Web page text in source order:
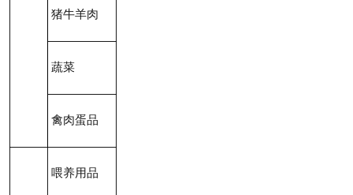
猪牛羊肉
蔬菜
禽肉蛋品
喂养用品